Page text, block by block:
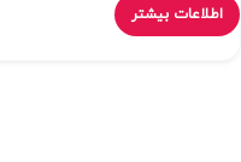
اطلاعات بیشتر